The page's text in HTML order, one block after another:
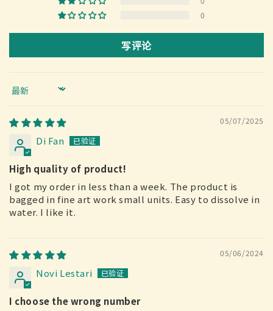
0
写评论
Sort by
05/07/2025
Di Fan
High quality of product!
I got my order in less than a week. The product is
bagged in fine art work small units. Easy to dissolve in
water. I like it.
05/06/2024
Novi Lestari
I choose the wrong number